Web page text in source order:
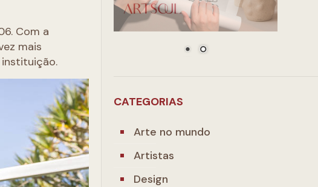
Com a
mais
CATEGORIAS
Arte no mundo
Artistas
Design